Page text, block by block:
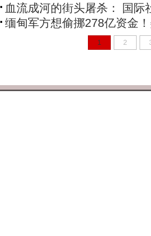
血流成河的街头屠杀： 国际
缅甸军方想偷挪278亿资金
1 2